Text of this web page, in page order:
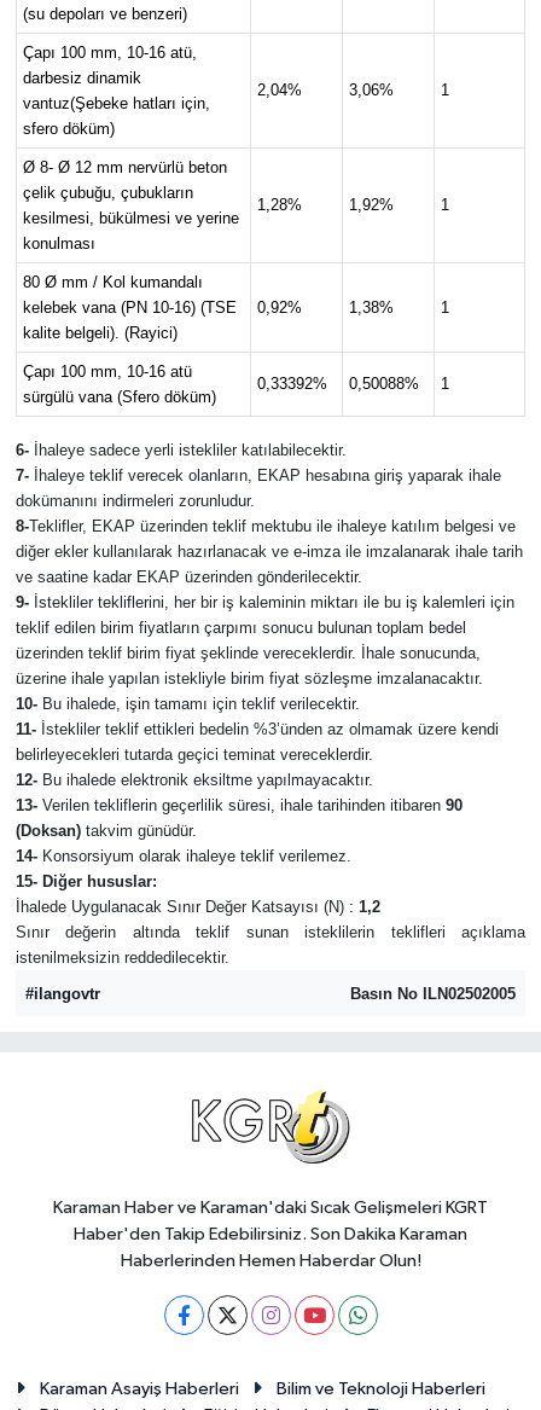
(su depoları ve benzeri)
Çapı 100 mm, 10-16 atü,
darbesiz dinamik
vantuz(Şebeke hatları için,
sfero döküm)
2,04% 3,06% 1
Ø 8- Ø 12 mm nervürlü beton
çelik çubuğu, çubukların
kesilmesi, bükülmesi ve yerine
konulması
1,28% 1,92% 1
80 Ø mm / Kol kumandalı
kelebek vana (PN 10-16) (TSE
kalite belgeli). (Rayici)
0,92% 1,38% 1
Çapı 100 mm, 10-16 atü
sürgülü vana (Sfero döküm)
0,33392% 0,50088% 1
6-İhaleye sadece yerli istekliler katılabilecektir.
7-İhaleye teklif verecek olanların, EKAP hesabına giriş yaparak ihale
dokümanını indirmeleri zorunludur.
8-Teklifler, EKAP üzerinden teklif mektubu ile ihaleye katılım belgesi ve
diğer ekler kullanılarak hazırlanacak ve e-imza ile imzalanarak ihale tarih
ve saatine kadar EKAP üzerinden gönderilecektir.
9-İstekliler tekliflerini, her bir iş kaleminin miktarı ile bu iş kalemleri için
teklif edilen birim fiyatların çarpımı sonucu bulunan toplam bedel
üzerinden teklif birim fiyat şeklinde vereceklerdir. İhale sonucunda,
üzerine ihale yapılan istekliyle birim fiyat sözleşme imzalanacaktır.
10-Bu ihalede, işin tamamı için teklif verilecektir.
11-İstekliler teklif ettikleri bedelin %3’ünden az olmamak üzere kendi
belirleyecekleri tutarda geçici teminat vereceklerdir.
12-Bu ihalede elektronik eksiltme yapılmayacaktır.
13-Verilen tekliflerin geçerlilik süresi, ihale tarihinden itibaren 90
(Doksan)takvim günüdür.
14-Konsorsiyum olarak ihaleye teklif verilemez.
15- Diğer hususlar:
İhalede Uygulanacak Sınır Değer Katsayısı (N) : 1,2
Sınır değerin altında teklif sunan isteklilerin teklifleri açıklama
istenilmeksizin reddedilecektir.
#ilangovtr
Basın No ILN02502005
Karaman Haber ve Karaman'daki Sıcak Gelişmeleri KGRT
Haber'den Takip Edebilirsiniz. Son Dakika Karaman
Haberlerinden Hemen Haberdar Olun!
Karaman Asayiş Haberleri
Bilim ve Teknoloji Haberleri